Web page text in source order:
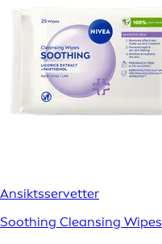
Ansiktsservetter
Soothing Cleansing Wipes